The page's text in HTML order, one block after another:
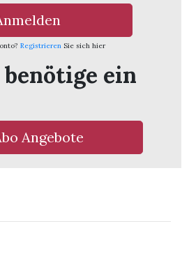
Registrieren Sie sich hier
benötige ein
Angebote